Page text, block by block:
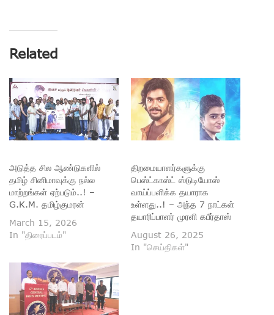
Related
அடுத்த சில ஆண்டுகளில்
தமிழ் சினிமாவுக்கு நல்ல
மாற்றங்கள் ஏற்படும்..! –
G.K.M. தமிழ்குமரன்
March 15, 2026
In "திரைப்படம்"
திறமையாளர்களுக்கு
பெஸ்ட்காஸ்ட் ஸ்டுடியோஸ்
வாய்ப்பளிக்க தயாராக
உள்ளது..! – அந்த 7 நாட்கள்
தயாரிப்பாளர் முரளி கபீர்தாஸ்
August 26, 2025
In "செய்திகள்"